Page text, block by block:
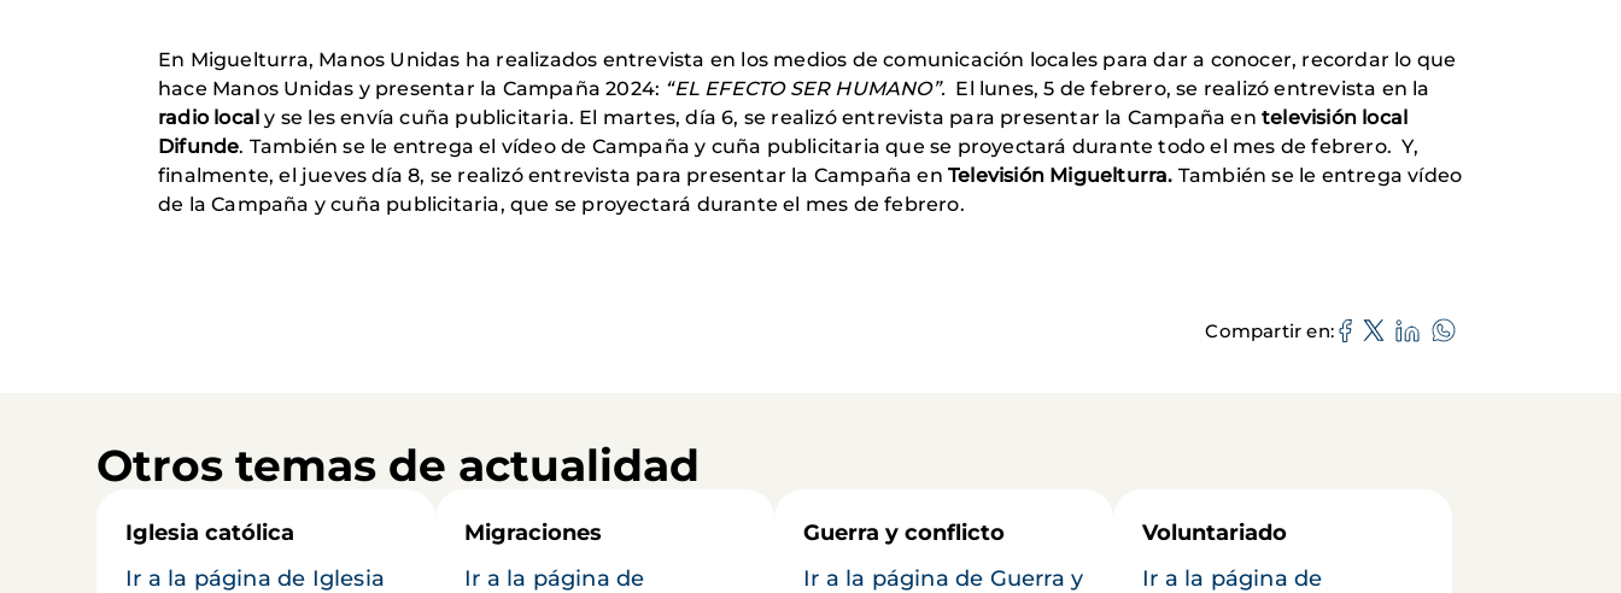
En Miguelturra, Manos Unidas ha realizados entrevista en los medios de comunicación locales para dar a conocer, recordar lo que
hace Manos Unidas y presentar la Campaña 2024: “EL EFECTO SER HUMANO”. El lunes, 5 de febrero, se realizó entrevista en la
radio local y se les envía cuña publicitaria. El martes, día 6, se realizó entrevista para presentar la Campaña entelevisión local
Difunde. También se le entrega el vídeo de Campaña y cuña publicitaria que se proyectará durante todo el mes de febrero. Y,
finalmente, el jueves día 8, se realizó entrevista para presentar la Campaña enTelevisión Miguelturra. También se le entrega vídeo
de la Campaña y cuña publicitaria, que se proyectará durante el mes de febrero.
Compartir en
Otros temas de actualidad
Iglesia católica
Ir a la página de Iglesia
Migraciones
Ir a la página de
Guerra y conflicto
Ir a la página de Guerra y
Voluntariado
Ir a la página de